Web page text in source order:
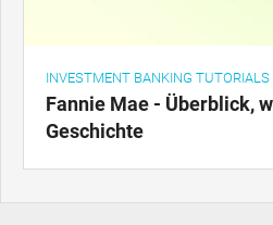
INVESTMENT BANKING TUTORIALS
Fannie Mae - Überblick,
Geschichte